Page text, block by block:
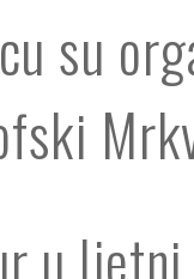
su
u